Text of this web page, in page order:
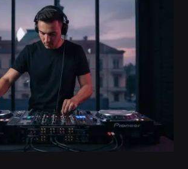
Cum
Arăți
ca
un
Pro
și
să